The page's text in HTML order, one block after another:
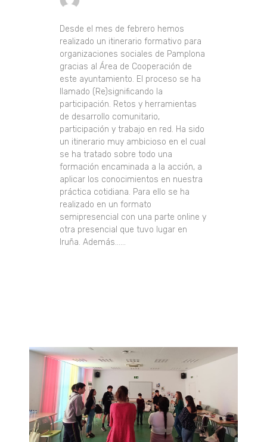
Desde el mes de febrero hemos
realizado un itinerario formativo para
organizaciones sociales de Pamplona
gracias al Área de Cooperación de
este ayuntamiento. El proceso se ha
llamado (Re)significando la
participación. Retos y herramientas
de desarrollo comunitario,
participación y trabajo en red. Ha sido
un itinerario muy ambicioso en el cual
se ha tratado sobre todo una
formación encaminada a la acción, a
aplicar los conocimientos en nuestra
práctica cotidiana. Para ello se ha
realizado en un formato
semipresencial con una parte online y
otra presencial que tuvo lugar en
Iruña. Además......